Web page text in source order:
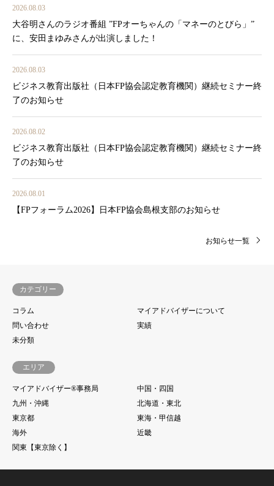
2026.08.03
大谷明さんのラジオ番組 ”FPオーちゃんの「マネーのとびら」”
に、安田まゆみさんが出演しました！
2026.08.03
ビジネス教育出版社（日本FP協会認定教育機関）継続セミナー終
了のお知らせ
2026.08.02
ビジネス教育出版社（日本FP協会認定教育機関）継続セミナー終
了のお知らせ
2026.08.01
【FPフォーラム2026】日本FP協会島根支部のお知らせ
お知らせ一覧
カテゴリー
コラム
マイアドバイザーについて
問い合わせ
実績
未分類
エリア
マイアドバイザー®事務局
中国・四国
九州・沖縄
北海道・東北
東京都
東海・甲信越
海外
近畿
関東【東京除く】